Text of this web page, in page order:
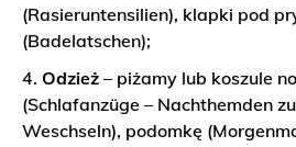
(Rasieruntensilien), klapki pod
(Badelatschen);
Odzież – piżamy lub koszule
(Schlafanzüge – Nachthemden
Weschseln), podomkę